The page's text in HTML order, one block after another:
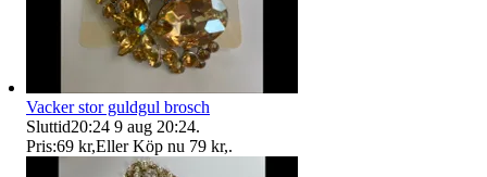
Vacker stor guldgul brosch
Sluttid20:24 9 aug 20:24.
Pris:69 kr,Eller Köp nu 79 kr,.